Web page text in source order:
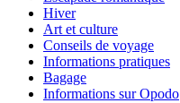
Hiver
Art et culture
Conseils de voyage
Informations pratiques
Bagage
Informations sur Opodo